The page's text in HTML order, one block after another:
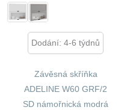
Dodání: 4-6 týdnů
Závěsná skříňka
ADELINE W60 GRF/2
SD námořnická modrá